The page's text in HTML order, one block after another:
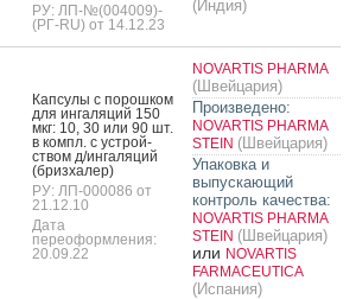
РУ: ЛП-№(004009)-
(РГ-RU) от 14.12.23
(Индия)
Кап­су­лы с по­рош­ком
для ин­га­ляций 150
мкг: 10, 30 или 90 шт.
в компл. с ус­трой­
ством д/ин­га­ляций
(бриз­ха­лер)
РУ: ЛП-000086 от
21.12.10
Дата
переоформления:
20.09.22
NOVARTIS PHARMA
(Швейцария)
Произведено:
NOVARTIS PHARMA
STEIN (Швейцария)
Упаковка и
выпускающий
контроль качества:
NOVARTIS PHARMA
STEIN (Швейцария)
или NOVARTIS
FARMACEUTICA
(Испания)